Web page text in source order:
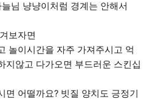
님 냥냥이처럼 경계는 안해서
보자면
놀이시간을 자주 가져주시고 억
지않고 다가오면 부드러운 스킨십
면 어떨까요? 빗질 양치도 긍정기